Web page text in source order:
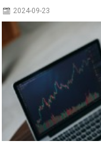
2024-09-23